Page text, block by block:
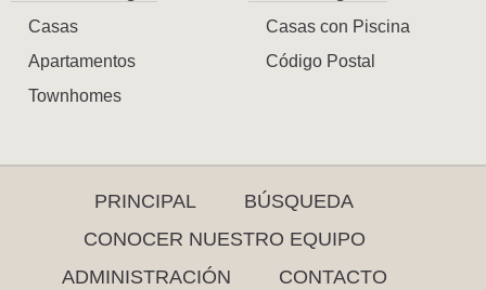
Casas
Apartamentos
Townhomes
Casas con Piscina
Código Postal
PRINCIPAL
BÚSQUEDA
CONOCER NUESTRO EQUIPO
ADMINISTRACIÓN
CONTACTO